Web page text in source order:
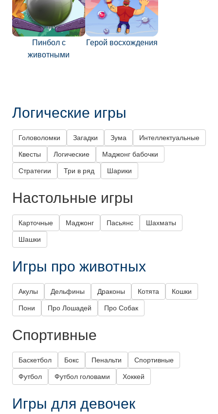
Пинбол с
животными
Герой восхождения
Логические игры
Головоломки Загадки Зума Интеллектуальные
Квесты Логические Маджонг бабочки
Стратегии Три в ряд Шарики
Настольные игры
Карточные Маджонг Пасьянс Шахматы
Шашки
Игры про животных
Акулы Дельфины Драконы Котята Кошки
Пони Про Лошадей Про Собак
Спортивные
Баскетбол Бокс Пенальти Спортивные
Футбол Футбол головами Хоккей
Игры для девочек